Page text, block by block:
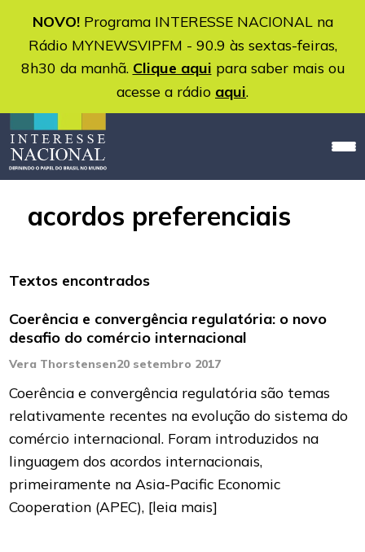
NOVO!Programa INTERESSE NACIONAL na
Rádio MYNEWSVIPFM - 90.9 às sextas-feiras,
8h30 da manhã. Clique aqui para saber mais ou
acesse a rádio aqui.
acordos preferenciais
Textos encontrados
Coerência e convergência regulatória: o novo
desafio do comércio internacional
Vera Thorstensen20 setembro 2017
Coerência e convergência regulatória são temas
relativamente recentes na evolução do sistema do
comércio internacional. Foram introduzidos na
linguagem dos acordos internacionais,
primeiramente na Asia-Pacific Economic
Cooperation (APEC), [leia mais]